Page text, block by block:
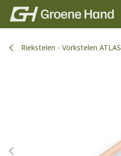
Overslaan naar inhoud
Riekstelen - Vorkstelen ATLAS